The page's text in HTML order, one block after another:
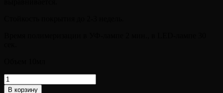
Количество
товара
В корзину